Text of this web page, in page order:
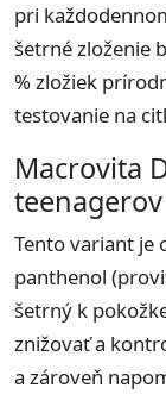
pri
šetrné zloženie
% zložiek
testovanie na
Macrovita
Tento variant je
panthenol
šetrný k
znižovať a
a zároveň